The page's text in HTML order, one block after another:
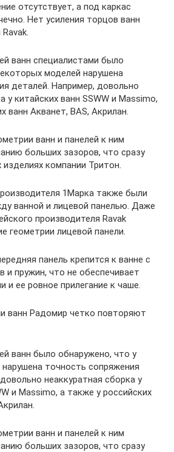
отсутствует, а под каркас
Нет усиления торцов ванн
ванн специалистами было
моделей нарушена
деталей. Например, довольно
у китайских ванн SSWW и Massimo,
ванн Акванет, BAS, Акрилан.
ванн и панелей к ним
больших зазоров, что сразу
компании Тритон.
1Марка также были
ванной и лицевой панелью. Даже
производителя Ravak
геометрии лицевой панели.
панель крепится к ванне с
пружин, что не обеспечивает
и ее ровное прилегание к чаше.
ванн Радомир четко повторяют
ванн было обнаружено, что у
точность сопряжения
неаккуратная сборка у
и Massimo, а также у российских
ванн и панелей к ним
больших зазоров, что сразу